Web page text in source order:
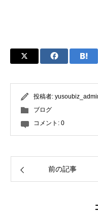
投稿者:
ブログ
コメント: 0
前の記事